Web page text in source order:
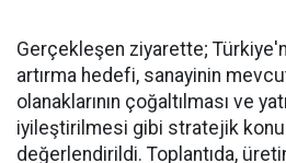
Gerçekleşen ziyarette;
artırma hedefi, sanayinin
olanaklarının çoğaltılması ve
iyileştirilmesi gibi stratejik
değerlendirildi. Toplantıda,